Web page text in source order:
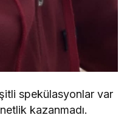
spekülasyonlar var
kazanmadı.